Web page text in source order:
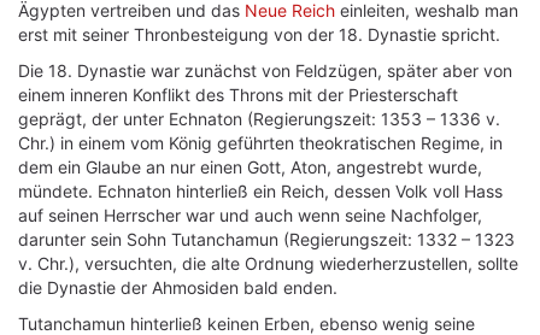
Ägypten vertreiben und das Neue Reich einleiten, weshalb man
erst mit seiner Thronbesteigung von der 18. Dynastie spricht.
Die 18. Dynastie war zunächst von Feldzügen, später aber von
einem inneren Konflikt des Throns mit der Priesterschaft
geprägt, der unter Echnaton (Regierungszeit: 1353 – 1336 v.
Chr.) in einem vom König geführten theokratischen Regime, in
dem ein Glaube an nur einen Gott, Aton, angestrebt wurde,
mündete. Echnaton hinterließ ein Reich, dessen Volk voll Hass
auf seinen Herrscher war und auch wenn seine Nachfolger,
darunter sein Sohn Tutanchamun (Regierungszeit: 1332 – 1323
v. Chr.), versuchten, die alte Ordnung wiederherzustellen, sollte
die Dynastie der Ahmosiden bald enden.
Tutanchamun hinterließ keinen Erben, ebenso wenig seine